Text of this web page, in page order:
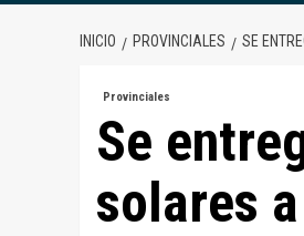
INICIO PROVINCIALES SE
Provinciales
Se
solares